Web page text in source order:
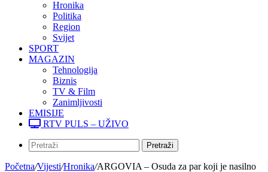
Hronika
Politika
Region
Svijet
SPORT
MAGAZIN
Tehnologija
Biznis
TV & Film
Zanimljivosti
EMISIJE
RTV PULS – UŽIVO
Pretraži
Početna/Vijesti/Hronika/ARGOVIA – Osuda za par koji je nasilno